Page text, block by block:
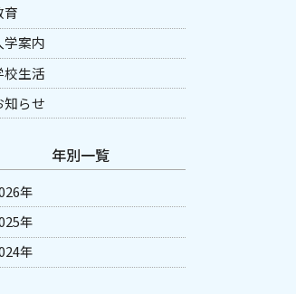
育
学案内
校生活
知らせ
年別一覧
年
年
年
方
教育実習